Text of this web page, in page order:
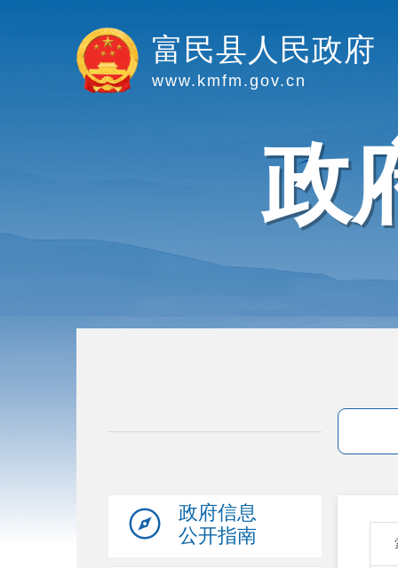
富民县人民政府
www.kmfm.gov.cn
政
政府信息
公开指南